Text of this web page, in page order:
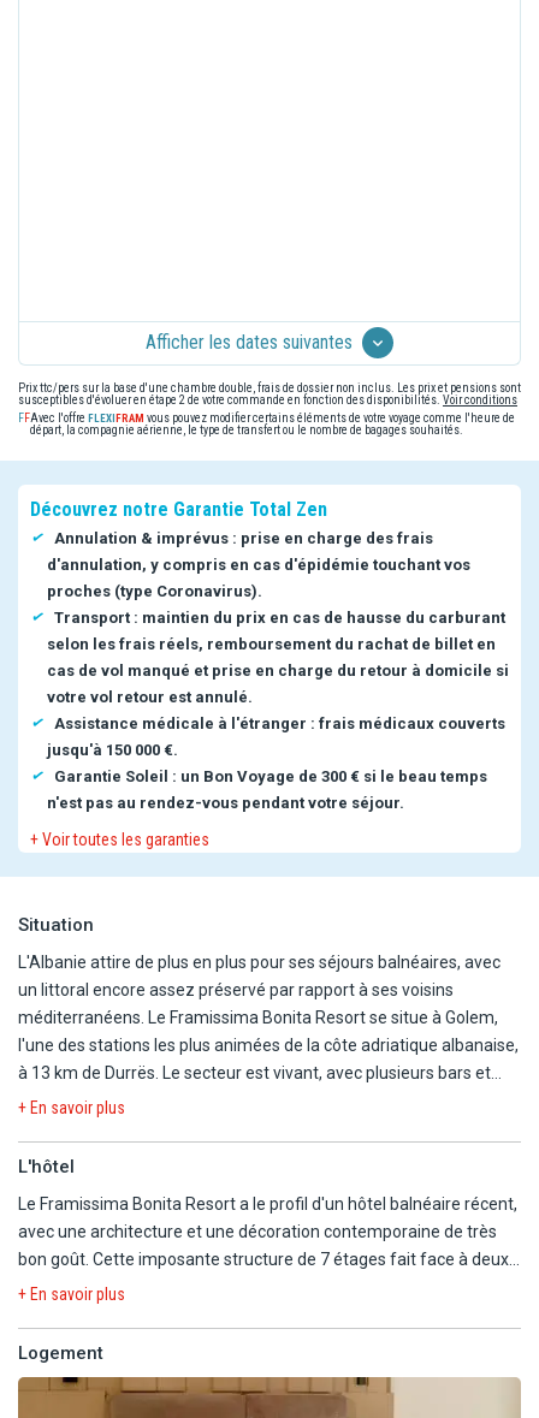
Afficher les dates suivantes
Prix ttc/pers sur la base d'une chambre double, frais de dossier non inclus. Les prix et pensions sont
susceptibles d'évoluer en étape 2 de votre commande en fonction des disponibilités. Voir conditions
Avec l'offre
vous pouvez modifier certains éléments de votre voyage comme l'heure de
départ, la compagnie aérienne, le type de transfert ou le nombre de bagages souhaités.
Découvrez notre Garantie Total Zen
Annulation & imprévus : prise en charge des frais
d'annulation, y compris en cas d'épidémie touchant vos
proches (type Coronavirus).
Transport : maintien du prix en cas de hausse du carburant
selon les frais réels, remboursement du rachat de billet en
cas de vol manqué et prise en charge du retour à domicile si
votre vol retour est annulé.
Assistance médicale à l'étranger : frais médicaux couverts
jusqu'à 150 000 €.
Garantie Soleil : un Bon Voyage de 300 € si le beau temps
n'est pas au rendez-vous pendant votre séjour.
+ Voir toutes les garanties
Situation
L'Albanie attire de plus en plus pour ses séjours balnéaires, avec
un littoral encore assez préservé par rapport à ses voisins
méditerranéens. Le Framissima Bonita Resort se situe à Golem,
l'une des stations les plus animées de la côte adriatique albanaise,
à 13 km de Durrës. Le secteur est vivant, avec plusieurs bars et
restaurants à proximité immédiate de l'hôtel. A environ 400 m de
quelques minutes.
+ En savoir plus
L'hôtel
Le Framissima Bonita Resort a le profil d'un hôtel balnéaire récent,
avec une architecture et une décoration contemporaine de très
bon goût. Cette imposante structure de 7 étages fait face à deux
piscines et un aquaparc pour le plus grand plaisir des enfants et de
n'a pas un défaut et offre un peu de fraicheur à ce complexe
+ En savoir plus
Logement